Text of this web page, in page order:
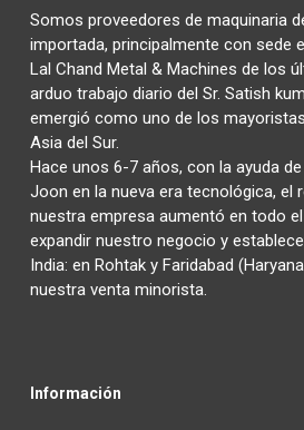
Somos proveedores de maquinaria
importada, principalmente con sede
Lal Chand Metal & Machines de los
arduo trabajo diario del Sr. Satish
emergió como uno de los
Asia del Sur.
Hace unos 6-7 años, con la ayuda
Joon en la nueva era tecnológica, el
nuestra empresa aumentó en todo
expandir nuestro negocio y
India: en Rohtak y Faridabad
nuestra venta minorista.
Información